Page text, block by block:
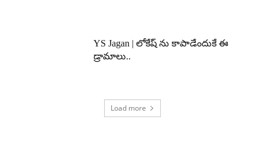
YS Jagan | లోకేష్ ను కాపాడేందుకే ఈ
డ్రామాలు..
Load more